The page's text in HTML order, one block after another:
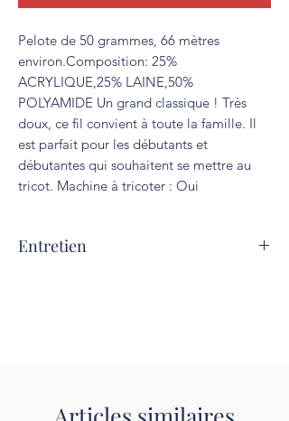
Pelote de 50 grammes, 66 mètres
environ.Composition: 25%
ACRYLIQUE,25% LAINE,50%
POLYAMIDE Un grand classique ! Très
doux, ce fil convient à toute la famille. Il
est parfait pour les débutants et
débutantes qui souhaitent se mettre au
tricot. Machine à tricoter : Oui
Entretien